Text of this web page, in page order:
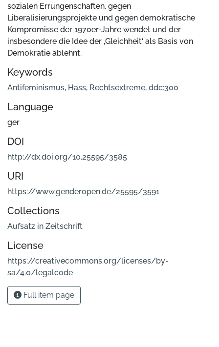
sozialen Errungenschaften, gegen
Liberalisierungsprojekte und gegen demokratische
Kompromisse der 1970er-Jahre wendet und der
insbesondere die Idee der ‚Gleichheit‘ als Basis von
Demokratie ablehnt.
Keywords
Antifeminismus, Hass, Rechtsextreme, ddc:300
Language
ger
DOI
http://dx.doi.org/10.25595/3585
URI
https://www.genderopen.de/25595/3591
Collections
Aufsatz in Zeitschrift
License
https://creativecommons.org/licenses/by-
sa/4.0/legalcode
Full item page